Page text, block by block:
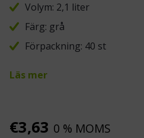
Volym: 2,1 liter
Färg: grå
Förpackning: 40 st
Läs mer
€3,63 0 % MOMS